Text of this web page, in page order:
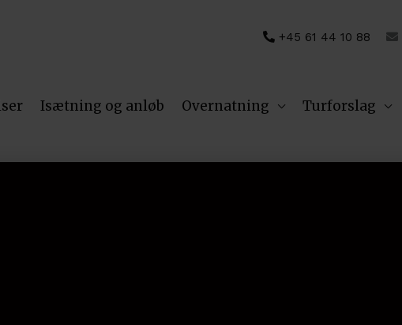
+45 61 44 10 88
Isætning og anløb Overnatning Turforslag